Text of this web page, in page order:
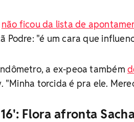
não ficou da lista de
Podre: "é um cara que
a ex-peoa também
"Minha torcida é pra ele.
Flora afronta